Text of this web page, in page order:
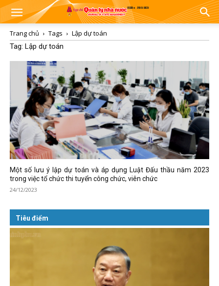
Trang chủ Tags
Lập dự toán
Tag: Lập dự toán
Một số lưu ý lập dự toán và áp dụng Luật Đấu thầu năm 2023
trong việc tổ chức thi tuyển công chức, viên chức
24/12/2023
Tiêu điểm